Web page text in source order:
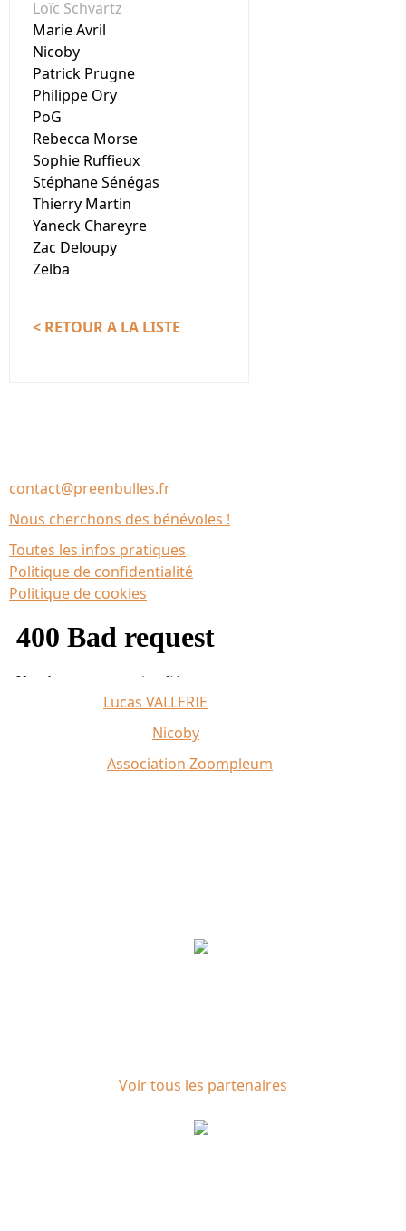
Loïc Schvartz
Marie Avril
Nicoby
Patrick Prugne
Philippe Ory
PoG
Rebecca Morse
Sophie Ruffieux
Stéphane Sénégas
Thierry Martin
Yaneck Chareyre
Zac Deloupy
Zelba
< RETOUR A LA LISTE
contact@preenbulles.fr
Nous cherchons des bénévoles !
Toutes les infos pratiques
Politique de confidentialité
Politique de cookies
Lucas VALLERIE
Nicoby
Association Zoompleum
Voir tous les partenaires